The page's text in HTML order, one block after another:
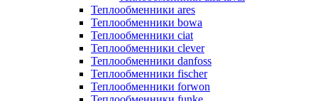
Теплообменники ares
Теплообменники bowa
Теплообменники ciat
Теплообменники clever
Теплообменники danfoss
Теплообменники fischer
Теплообменники forwon